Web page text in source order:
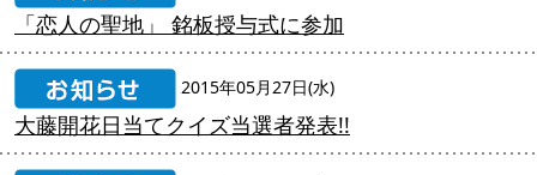
「恋人の聖地」 銘板授与式に参加
2015年05月27日(水)
大藤開花日当てクイズ当選者発表!!